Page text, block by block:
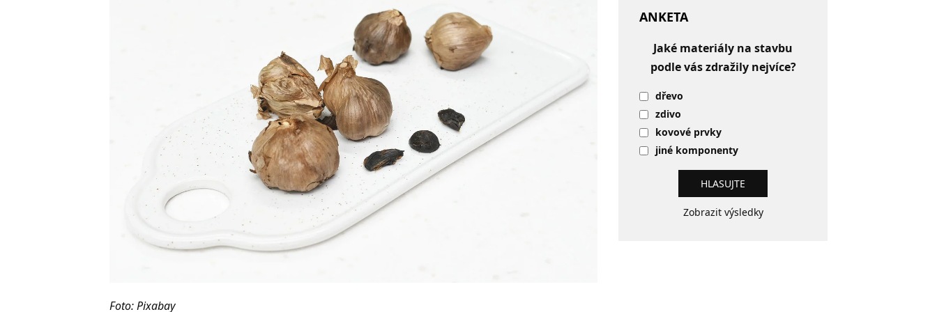
Foto: Pixabay
ANKETA
Jaké materiály na stavbu
podle vás zdražily nejvíce?
dřevo
zdivo
kovové prvky
jiné komponenty
Zobrazit výsledky